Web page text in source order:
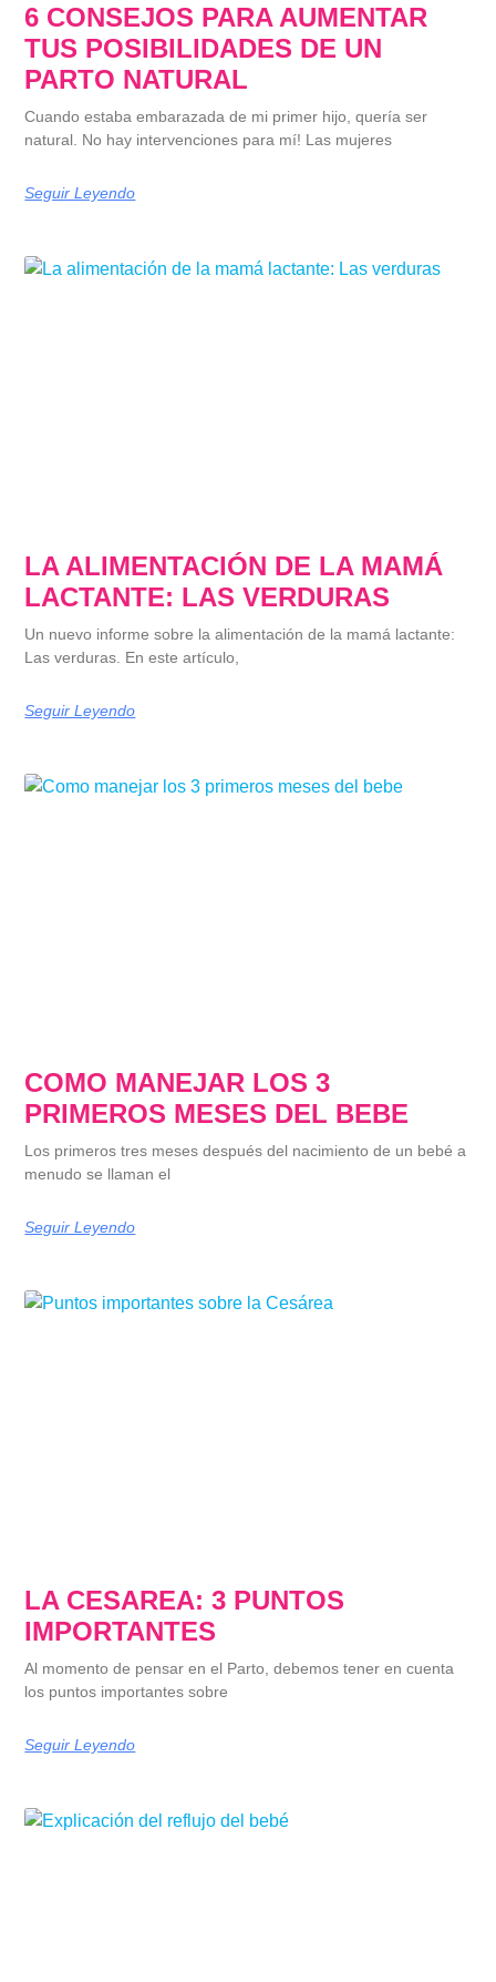
6 CONSEJOS PARA AUMENTAR
TUS POSIBILIDADES DE UN
PARTO NATURAL
Cuando estaba embarazada de mi primer hijo, quería ser
natural. No hay intervenciones para mí! Las mujeres
Seguir Leyendo
LA ALIMENTACIÓN DE LA MAMÁ
LACTANTE: LAS VERDURAS
Un nuevo informe sobre la alimentación de la mamá lactante:
Las verduras. En este artículo,
Seguir Leyendo
COMO MANEJAR LOS 3
PRIMEROS MESES DEL BEBE
Los primeros tres meses después del nacimiento de un bebé a
menudo se llaman el
Seguir Leyendo
LA CESAREA: 3 PUNTOS
IMPORTANTES
Al momento de pensar en el Parto, debemos tener en cuenta
los puntos importantes sobre
Seguir Leyendo